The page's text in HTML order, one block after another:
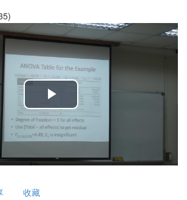
播
放
影
收藏